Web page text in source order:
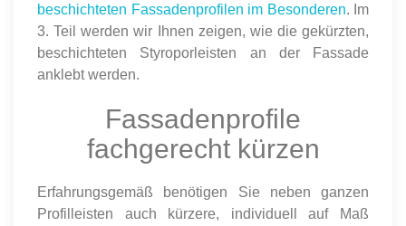
beschichteten Fassadenprofilen im Besonderen. Im
3. Teil werden wir Ihnen zeigen, wie die gekürzten,
beschichteten Styroporleisten an der Fassade
anklebt werden.
Fassadenprofile
fachgerecht kürzen
Erfahrungsgemäß benötigen Sie neben ganzen
Profilleisten auch kürzere, individuell auf Maß